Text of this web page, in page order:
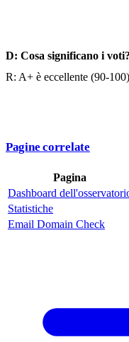
D: Cosa significano i voti?
R: A+ è eccellente (90-
Pagine correlate
Pagina
Dashboard
Statistiche
Email Domain Check